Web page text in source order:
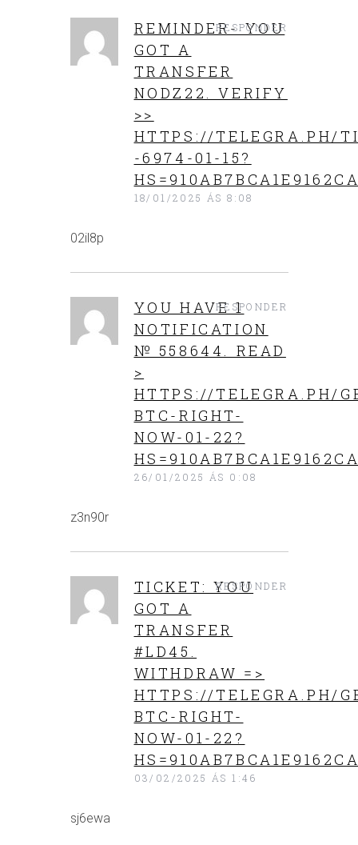
REMINDER- YOU
GOT A
TRANSFER
NODZ22. VERIFY
>>
HTTPS://TELEGRA.PH/
-6974-01-15?
18/01/2025 ÁS 8:08
02il8p
RESPONDER
YOU HAVE 1
NOTIFICATION
№ 558644. READ
>
HTTPS://TELEGRA.PH/
BTC-RIGHT-
NOW-01-22?
26/01/2025 ÁS 0:08
z3n90r
RESPONDER
TICKET: YOU
GOT A
TRANSFER
#LD45.
WITHDRAW =>
HTTPS://TELEGRA.PH/
BTC-RIGHT-
NOW-01-22?
03/02/2025 ÁS 1:46
sj6ewa
RESPONDER